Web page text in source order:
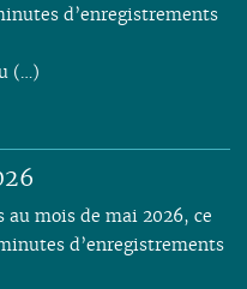
d’enregistrements
(…)
mois de mai 2026, ce
d’enregistrements